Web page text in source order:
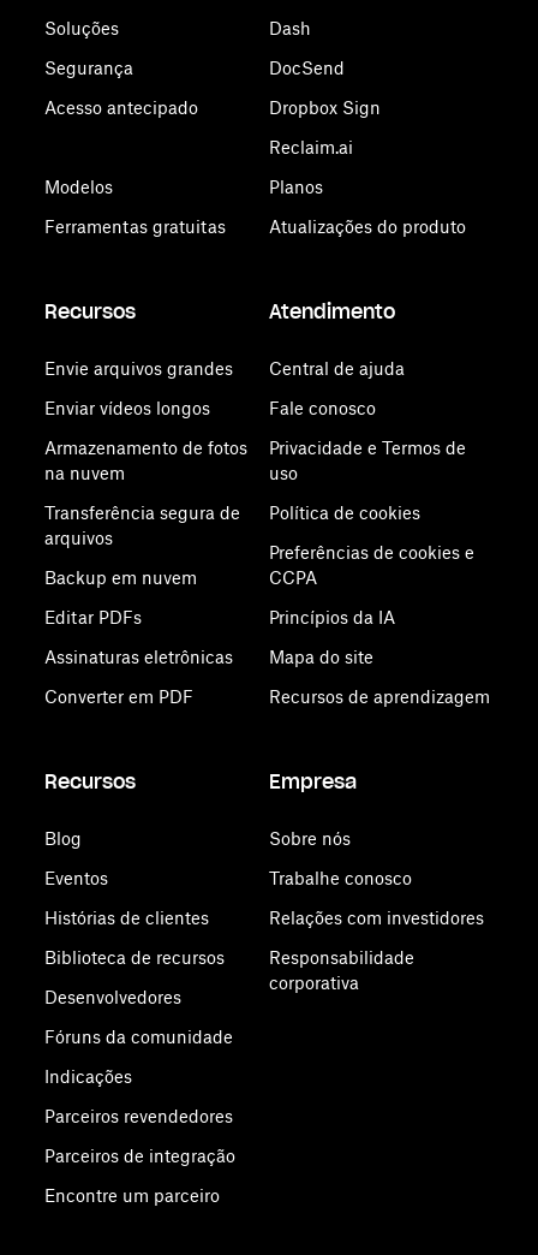
Soluções
Segurança
Acesso antecipado
Modelos
Ferramentas gratuitas
Dash
DocSend
Dropbox Sign
Reclaim.ai
Planos
Atualizações do produto
Recursos
Envie arquivos grandes
Enviar vídeos longos
Armazenamento de fotos
na nuvem
Transferência segura de
arquivos
Backup em nuvem
Editar PDFs
Assinaturas eletrônicas
Converter em PDF
Atendimento
Central de ajuda
Fale conosco
Privacidade e Termos de
uso
Política de cookies
Preferências de cookies e
CCPA
Princípios da IA
Mapa do site
Recursos de aprendizagem
Recursos
Blog
Eventos
Histórias de clientes
Biblioteca de recursos
Desenvolvedores
Fóruns da comunidade
Indicações
Parceiros revendedores
Parceiros de integração
Encontre um parceiro
Empresa
Sobre nós
Trabalhe conosco
Relações com investidores
Responsabilidade
corporativa